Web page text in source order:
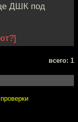
ДШК под
всего: 1